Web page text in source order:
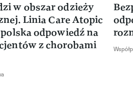
w obszar odzieży
Linia Care Atopic
odpowiedź na
z chorobami